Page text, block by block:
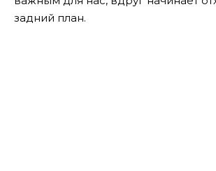
задний план.